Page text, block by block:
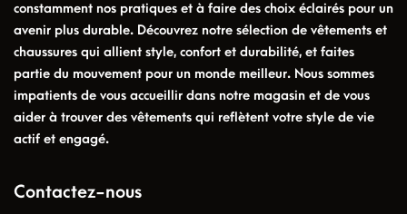
constamment nos pratiques et à faire des choix éclairés pour un
avenir plus durable. Découvrez notre sélection de vêtements et
chaussures qui allient style, confort et durabilité, et faites
partie du mouvement pour un monde meilleur. Nous sommes
impatients de vous accueillir dans notre magasin et de vous
aider à trouver des vêtements qui reflètent votre style de vie
actif et engagé.
Contactez-nous